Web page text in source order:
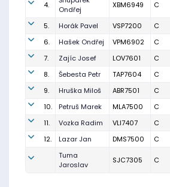
4.
Ondřej
XBM6949 C
5. Horák Pavel VSP7200 C
6.
Hašek Ondřej VPM6902 C
7.
Zajíc Josef LOV7601 C
8.
Šebesta Petr TAP7604 C
9.
Hruška Miloš ABR7501 C
10.
Petruš Marek MLA7500 C
11.
Vozka Radim VLI7407 C
12.
Lazar Jan DMS7500 C
Tuma
Jaroslav
SJC7305 C